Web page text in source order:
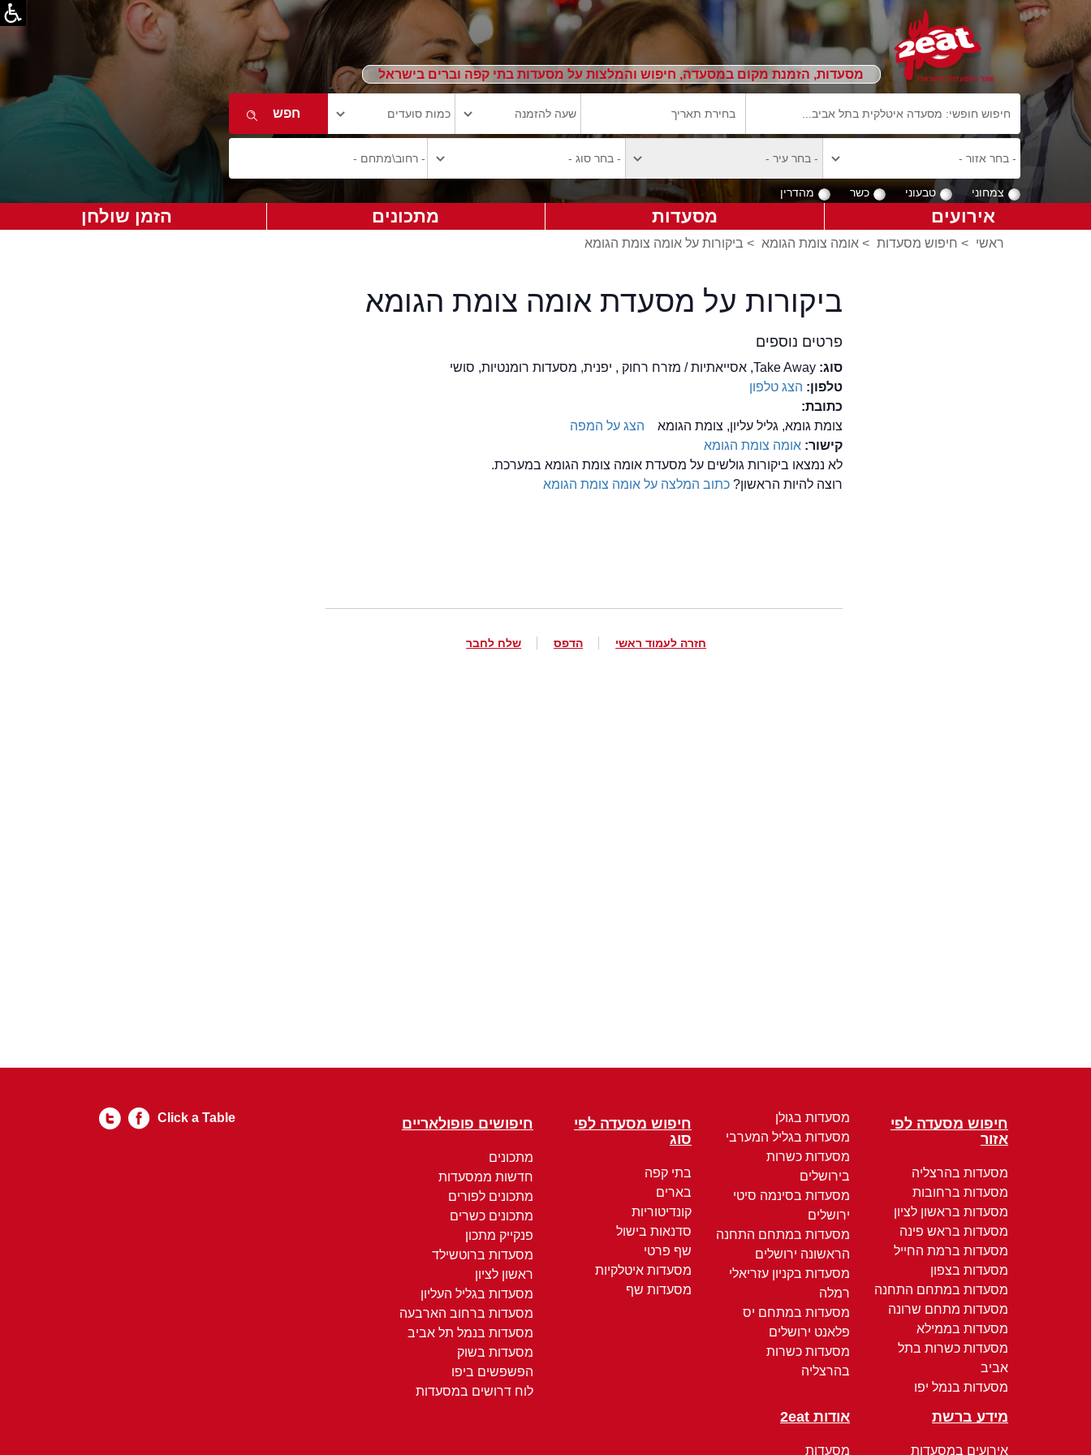
מסעדות, הזמנת מקום במסעדה, חיפוש והמלצות על מסעדות בתי קפה וברים בישראל
צמחוני טבעוני כשר מהדרין
אירועים מסעדות מתכונים הזמן שולחן
ראשי > חיפוש מסעדות > אומה צומת הגומא > ביקורות על אומה צומת הגומא
ביקורות על מסעדת אומה צומת הגומא
פרטים נוספים
סוג:Take Away, אסייאתיות / מזרח רחוק , יפנית, מסעדות רומנטיות, סושי
טלפון: הצג טלפון
כתובת:
צומת גומא, גליל עליון, צומת הגומא
הצג על המפה
קישור:אומה צומת הגומא
לא נמצאו ביקורות גולשים על מסעדת אומה צומת הגומא במערכת.
רוצה להיות הראשון?כתוב המלצה על אומה צומת הגומא
חזרה לעמוד ראשי הדפס שלח לחבר
חיפוש מסעדה לפי
אזור
מסעדות בהרצליה
מסעדות ברחובות
מסעדות בראשון לציון
מסעדות בראש פינה
מסעדות ברמת החייל
מסעדות בצפון
מסעדות במתחם התחנה
מסעדות מתחם שרונה
מסעדות בממילא
מסעדות כשרות בתל
אביב
מסעדות בנמל יפו
מסעדות בגולן
מסעדות בגליל המערבי
מסעדות כשרות
בירושלים
מסעדות בסינמה סיטי
ירושלים
מסעדות במתחם התחנה
הראשונה ירושלים
מסעדות בקניון עזריאלי
רמלה
מסעדות במתחם יס
פלאנט ירושלים
מסעדות כשרות
בהרצליה
חיפוש מסעדה לפי
סוג
בתי קפה
בארים
קונדיטוריות
סדנאות בישול
שף פרטי
מסעדות איטלקיות
מסעדות שף
חיפושים פופולאריים
מתכונים
חדשות ממסעדות
מתכונים לפורים
מתכונים כשרים
פנקייק מתכון
מסעדות ברוטשילד
ראשון לציון
מסעדות בגליל העליון
מסעדות ברחוב הארבעה
מסעדות בנמל תל אביב
מסעדות בשוק
הפשפשים ביפו
לוח דרושים במסעדות
מידע ברשת
אירועים במסעדות
אודות 2eat
מסעדות
Click a Table